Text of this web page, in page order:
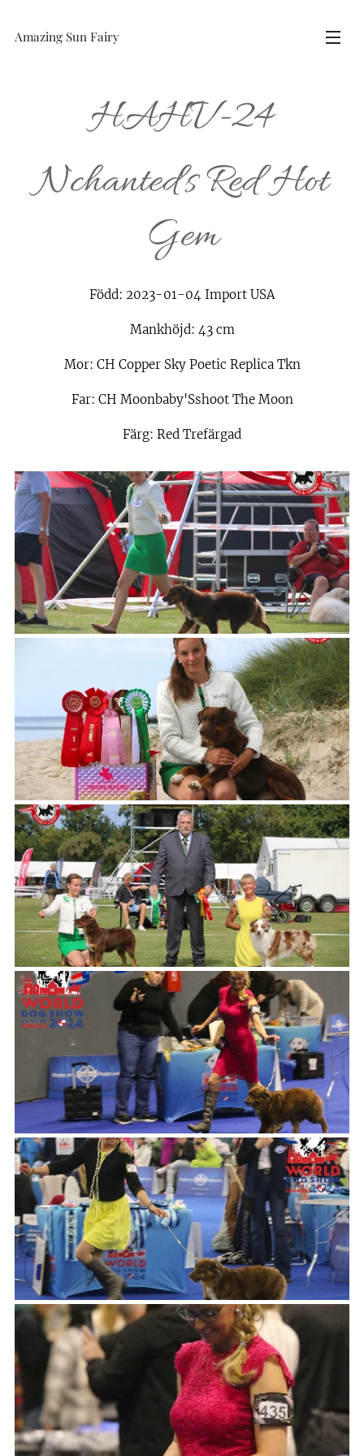
Amazing Sun Fairy
HAHV-24
Nchanted's Red Hot
Gem
Född: 2023-01-04 Import USA
Mankhöjd: 43 cm
Mor: CH Copper Sky Poetic Replica Tkn
Far: CH Moonbaby'Sshoot The Moon
Färg: Red Trefärgad